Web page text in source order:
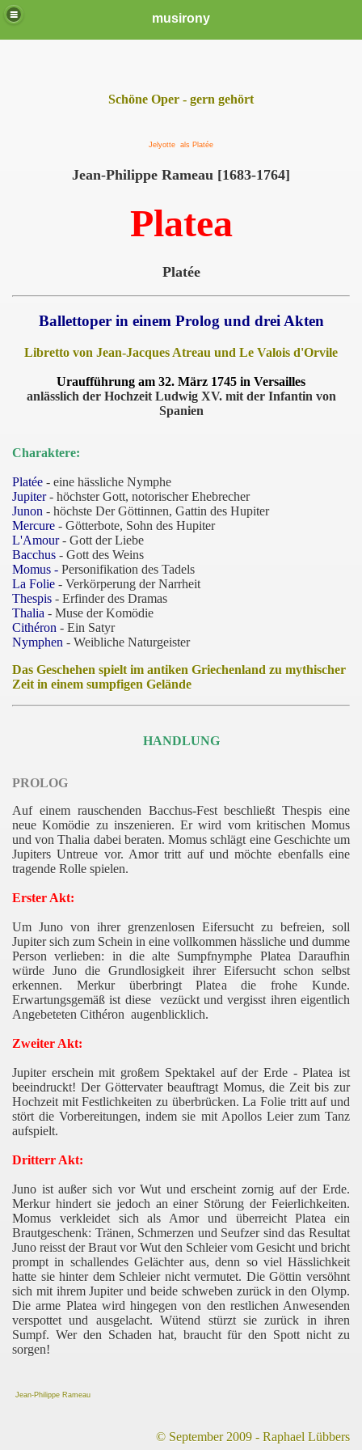
musirony
Schöne Oper - gern gehört
Jelyotte als Platée
Jean-Philippe Rameau [1683-1764]
Platea
Platée
Ballettoper in einem Prolog und drei Akten
Libretto von Jean-Jacques Atreau und Le Valois d'Orvile
Uraufführung am 32. März 1745 in Versailles
anlässlich der Hochzeit Ludwig XV. mit der Infantin von
Spanien
Charaktere:
Platée - eine hässliche Nymphe
Jupiter- höchster Gott, notorischer Ehebrecher
Junon - höchste Der Göttinnen, Gattin des Hupiter
Mercure - Götterbote, Sohn des Hupiter
L'Amour- Gott der Liebe
Bacchus - Gott des Weins
Momus - Personifikation des Tadels
La Folie - Verkörperung der Narrheit
Thespis - Erfinder des Dramas
Thalia - Muse der Komödie
Cithéron - Ein Satyr
Nymphen - Weibliche Naturgeister
Das Geschehen spielt im antiken Griechenland zu mythischer
Zeit in einem sumpfigen Gelände
HANDLUNG
PROLOG
Auf einem rauschenden Bacchus-Fest beschließt Thespis eine
neue Komödie zu inszenieren. Er wird vom kritischen Momus
und von Thalia dabei beraten. Momus schlägt eine Geschichte um
Jupiters Untreue vor. Amor tritt auf und möchte ebenfalls eine
tragende Rolle spielen.
Erster Akt:
Um Juno von ihrer grenzenlosen Eifersucht zu befreien, soll
Jupiter sich zum Schein in eine vollkommen hässliche und dumme
Person verlieben: in die alte Sumpfnymphe Platea Daraufhin
würde Juno die Grundlosigkeit ihrer Eifersucht schon selbst
erkennen. Merkur überbringt Platea die frohe Kunde.
Erwartungsgemäß ist diese vezückt und vergisst ihren eigentlich
Angebeteten Cithéron augenblicklich.
Zweiter Akt:
Jupiter erschein mit großem Spektakel auf der Erde - Platea ist
beeindruckt! Der Göttervater beauftragt Momus, die Zeit bis zur
Hochzeit mit Festlichkeiten zu überbrücken. La Folie tritt auf und
stört die Vorbereitungen, indem sie mit Apollos Leier zum Tanz
aufspielt.
Dritterr Akt:
Juno ist außer sich vor Wut und erscheint zornig auf der Erde.
Merkur hindert sie jedoch an einer Störung der Feierlichkeiten.
Momus verkleidet sich als Amor und überreicht Platea ein
Brautgeschenk: Tränen, Schmerzen und Seufzer sind das Resultat
Juno reisst der Braut vor Wut den Schleier vom Gesicht und bricht
prompt in schallendes Gelächter aus, denn so viel Hässlichkeit
hatte sie hinter dem Schleier nicht vermutet. Die Göttin versöhnt
sich mit ihrem Jupiter und beide schweben zurück in den Olymp.
Die arme Platea wird hingegen von den restlichen Anwesenden
verspottet und ausgelacht. Wütend stürzt sie zurück in ihren
Sumpf. Wer den Schaden hat, braucht für den Spott nicht zu
sorgen!
Jean-Philippe Rameau
© September 2009 - Raphael Lübbers